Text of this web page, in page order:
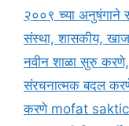
२००९ च्या अनुषंगाने
संस्था, शासकीय,
नवीन शाळा सुरु करणे,
संरचनात्मक बदल
करणे mofat